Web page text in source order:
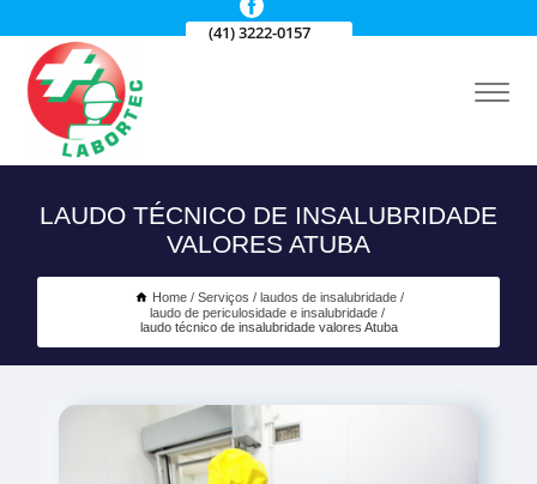
(41) 3222-0157
LAUDO TÉCNICO DE INSALUBRIDADE
VALORES ATUBA
Home Serviços
laudos de insalubridade
laudo de periculosidade e insalubridade
laudo técnico de insalubridade valores Atuba